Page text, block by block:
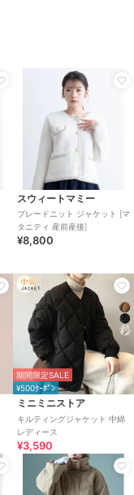
スウィートマミー
ブレードニット ジャケット [マ
タニティ 産前産後]
¥8,800
期間限定SALE
¥500ｸｰﾎﾟﾝ
ミニミニストア
キルティングジャケット 中綿
レディース
¥3,590